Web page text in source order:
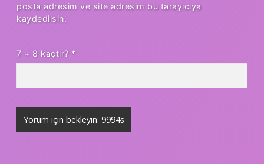
posta adresim ve site adresim bu tarayıcıya
kaydedilsin.
7 + 8 kaçtır? *